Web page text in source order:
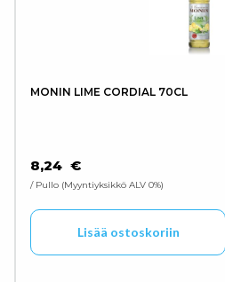
MONIN LIME CORDIAL 70CL
8,24 €
/ Pullo Myyntiyksikkö ALV 0%
Lisää ostoskoriin